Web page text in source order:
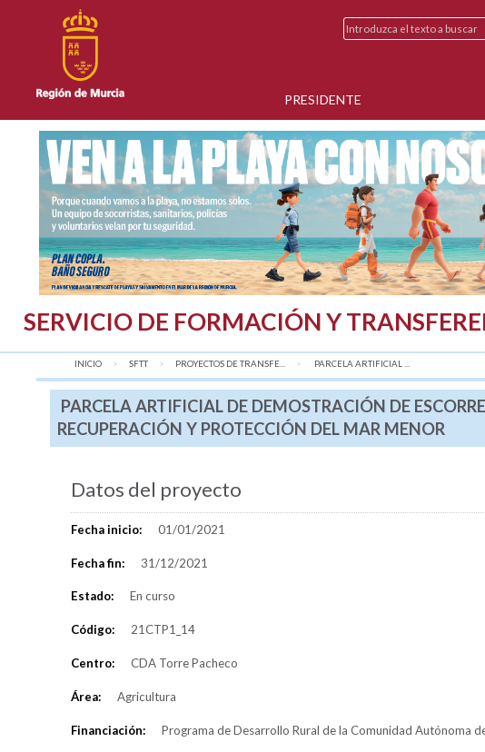
PRESIDENTE
SERVICIO DE FORMACIÓN Y
INICIO SFTT PROYECTOS DE TRANSFE... AQUÍ:
PARCELA ARTIFICIAL ...
PARCELA ARTIFICIAL DE DEMOSTRACIÓN DE
RECUPERACIÓN Y PROTECCIÓN DEL MAR MENOR
Datos del proyecto
Fecha inicio: 01/01/2021
Fecha fin: 31/12/2021
Estado: En curso
Código: 21CTP1_14
Centro: CDA Torre Pacheco
Área: Agricultura
Financiación: Programa de Desarrollo Rural de la Comunidad Autónoma